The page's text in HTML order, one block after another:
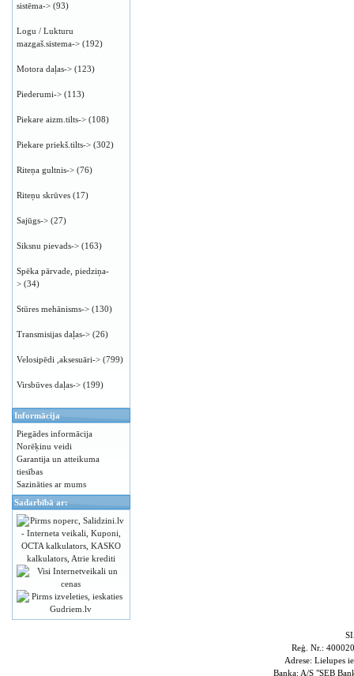
sistēma-> (93)
Logu / Lukturu
mazgaš.sistema-> (192)
Motora daļas-> (123)
Piederumi-> (113)
Piekare aizm.tilts-> (108)
Piekare priekš.tilts-> (302)
Riteņa gultnis-> (76)
Riteņu skrūves (17)
Sajūgs-> (27)
Siksnu pievads-> (163)
Spēka pārvade, piedziņa-
> (34)
Stūres mehānisms-> (130)
Transmisijas daļas-> (26)
Velosipēdi ,aksesuāri-> (799)
Virsbūves daļas-> (199)
Informācija
Piegādes informācija
Norēķinu veidi
Garantija un atteikuma
tiesības
Sazināties ar mums
Sadarbībā ar:
Reģ. Nr.:
Adrese: Lielupes
Banka: A/S "SEB